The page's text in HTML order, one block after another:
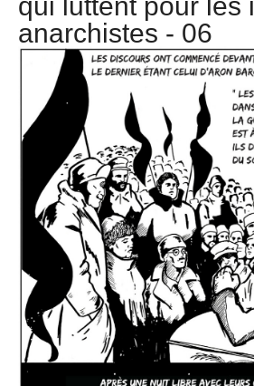
anarchistes - 06